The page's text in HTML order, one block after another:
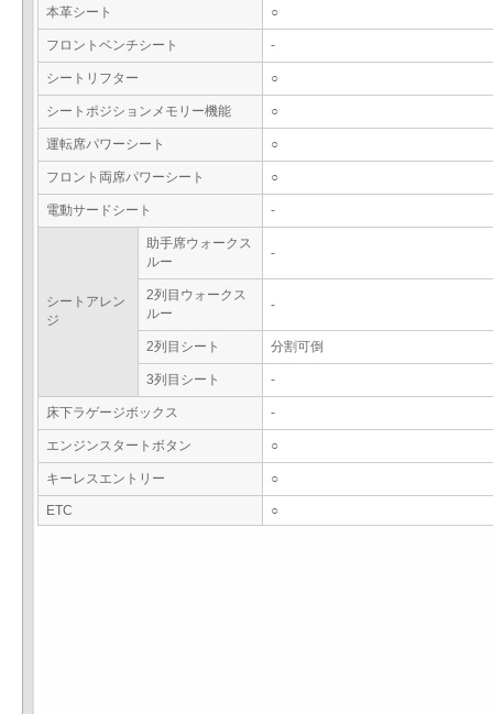
本革シート ○
フロントベンチシート -
シートリフター ○
シートポジションメモリー機能 ○
運転席パワーシート ○
フロント両席パワーシート ○
電動サードシート -
シートアレン
ジ
助手席ウォークス
ルー
-
2列目ウォークス
ルー
-
2列目シート 分割可倒
3列目シート -
床下ラゲージボックス -
エンジンスタートボタン ○
キーレスエントリー ○
ETC ○